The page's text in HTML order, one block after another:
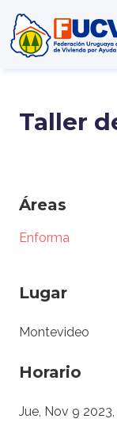
Taller
Áreas
Enforma
Lugar
Montevideo
Horario
Jue, Nov 9